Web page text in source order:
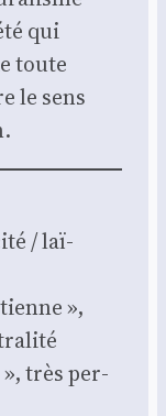
qui
toute
le sens
/ laï­
»,
», très per­